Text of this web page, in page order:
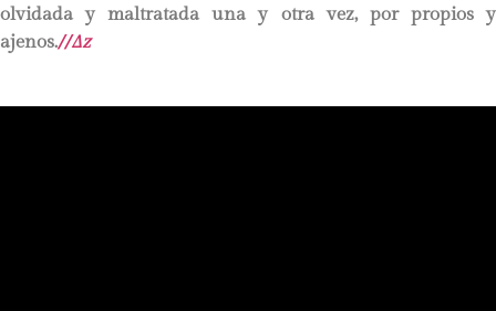
olvidada y maltratada una y otra vez, por propios y
ajenos.//∆z